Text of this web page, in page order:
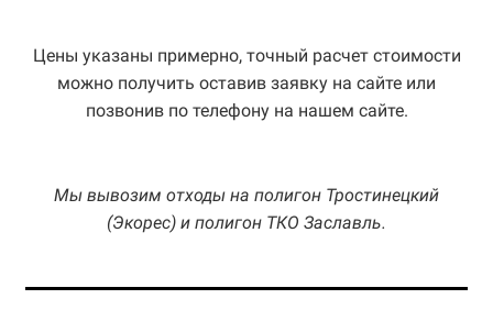
Цены указаны примерно, точный расчет стоимости
можно получить оставив заявку на сайте или
позвонив по телефону на нашем сайте.
Мы вывозим отходы на полигон Тростинецкий
(Экорес) и полигон ТКО Заславль.